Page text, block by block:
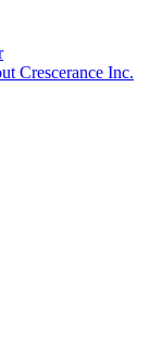
Crescerance Inc.